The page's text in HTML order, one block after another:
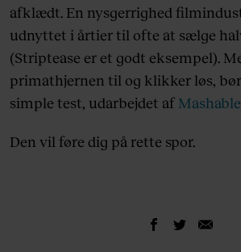
afklædt. En nysgerrighed
udnyttet i årtier til ofte at sælge
(Striptease er et godt eksempel).
primathjernen til og klikker løs,
simple test, udarbejdet af Mashable
Den vil føre dig på rette spor.